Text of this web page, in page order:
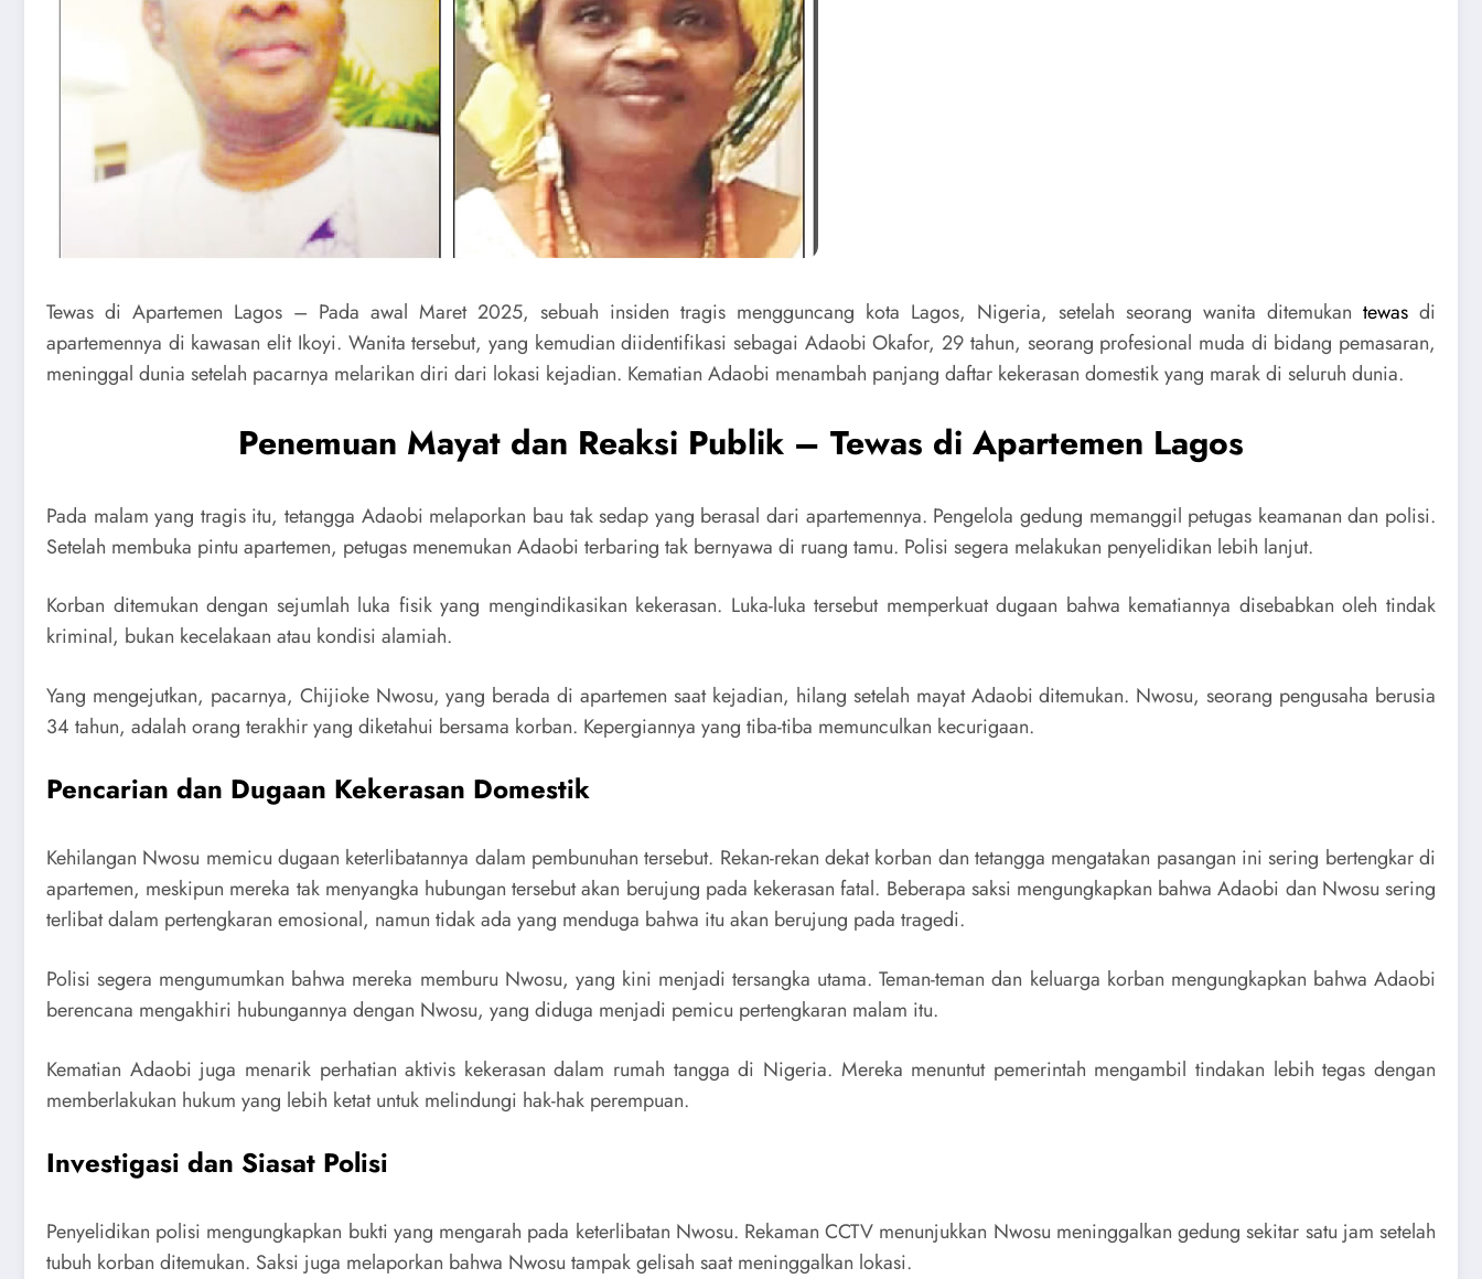
Tewas di Apartemen Lagos – Pada awal Maret 2025, sebuah insiden tragis mengguncang kota Lagos, Nigeria, setelah seorang wanita ditemukan tewas di
apartemennya di kawasan elit Ikoyi. Wanita tersebut, yang kemudian diidentifikasi sebagai Adaobi Okafor, 29 tahun, seorang profesional muda di bidang pemasaran,
meninggal dunia setelah pacarnya melarikan diri dari lokasi kejadian. Kematian Adaobi menambah panjang daftar kekerasan domestik yang marak di seluruh dunia.
Penemuan Mayat dan Reaksi Publik – Tewas di Apartemen Lagos
Pada malam yang tragis itu, tetangga Adaobi melaporkan bau tak sedap yang berasal dari apartemennya. Pengelola gedung memanggil petugas keamanan dan polisi.
Setelah membuka pintu apartemen, petugas menemukan Adaobi terbaring tak bernyawa di ruang tamu. Polisi segera melakukan penyelidikan lebih lanjut.
Korban ditemukan dengan sejumlah luka fisik yang mengindikasikan kekerasan. Luka-luka tersebut memperkuat dugaan bahwa kematiannya disebabkan oleh tindak
kriminal, bukan kecelakaan atau kondisi alamiah.
Yang mengejutkan, pacarnya, Chijioke Nwosu, yang berada di apartemen saat kejadian, hilang setelah mayat Adaobi ditemukan. Nwosu, seorang pengusaha berusia
34 tahun, adalah orang terakhir yang diketahui bersama korban. Kepergiannya yang tiba-tiba memunculkan kecurigaan.
Pencarian dan Dugaan Kekerasan Domestik
Kehilangan Nwosu memicu dugaan keterlibatannya dalam pembunuhan tersebut. Rekan-rekan dekat korban dan tetangga mengatakan pasangan ini sering bertengkar di
apartemen, meskipun mereka tak menyangka hubungan tersebut akan berujung pada kekerasan fatal. Beberapa saksi mengungkapkan bahwa Adaobi dan Nwosu sering
terlibat dalam pertengkaran emosional, namun tidak ada yang menduga bahwa itu akan berujung pada tragedi.
Polisi segera mengumumkan bahwa mereka memburu Nwosu, yang kini menjadi tersangka utama. Teman-teman dan keluarga korban mengungkapkan bahwa Adaobi
berencana mengakhiri hubungannya dengan Nwosu, yang diduga menjadi pemicu pertengkaran malam itu.
Kematian Adaobi juga menarik perhatian aktivis kekerasan dalam rumah tangga di Nigeria. Mereka menuntut pemerintah mengambil tindakan lebih tegas dengan
memberlakukan hukum yang lebih ketat untuk melindungi hak-hak perempuan.
Investigasi dan Siasat Polisi
Penyelidikan polisi mengungkapkan bukti yang mengarah pada keterlibatan Nwosu. Rekaman CCTV menunjukkan Nwosu meninggalkan gedung sekitar satu jam setelah
tubuh korban ditemukan. Saksi juga melaporkan bahwa Nwosu tampak gelisah saat meninggalkan lokasi.